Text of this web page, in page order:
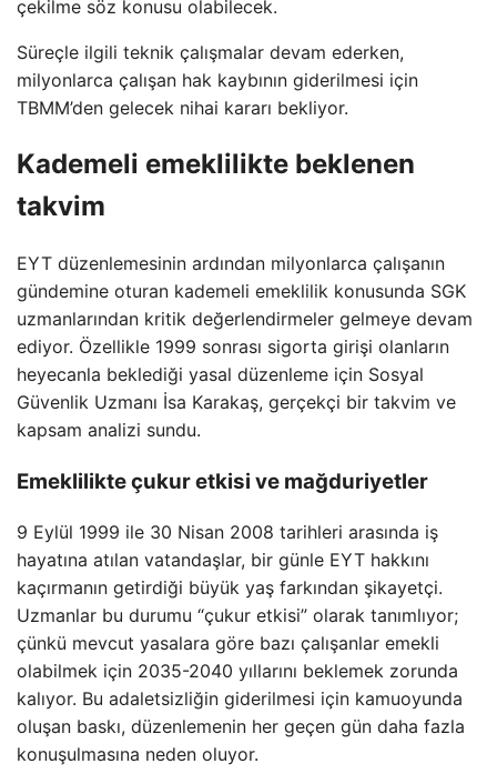
çekilme söz konusu olabilecek.
Süreçle ilgili teknik çalışmalar devam ederken,
milyonlarca çalışan hak kaybının giderilmesi için
TBMM’den gelecek nihai kararı bekliyor.
Kademeli emeklilikte beklenen
takvim
EYT düzenlemesinin ardından milyonlarca çalışanın
gündemine oturan kademeli emeklilik konusunda SGK
uzmanlarından kritik değerlendirmeler gelmeye devam
ediyor. Özellikle 1999 sonrası sigorta girişi olanların
heyecanla beklediği yasal düzenleme için Sosyal
Güvenlik Uzmanı İsa Karakaş, gerçekçi bir takvim ve
kapsam analizi sundu.
Emeklilikte çukur etkisi ve mağduriyetler
9 Eylül 1999 ile 30 Nisan 2008 tarihleri arasında iş
hayatına atılan vatandaşlar, bir günle EYT hakkını
kaçırmanın getirdiği büyük yaş farkından şikayetçi.
Uzmanlar bu durumu “çukur etkisi” olarak tanımlıyor;
çünkü mevcut yasalara göre bazı çalışanlar emekli
olabilmek için 2035-2040 yıllarını beklemek zorunda
kalıyor. Bu adaletsizliğin giderilmesi için kamuoyunda
oluşan baskı, düzenlemenin her geçen gün daha fazla
konuşulmasına neden oluyor.